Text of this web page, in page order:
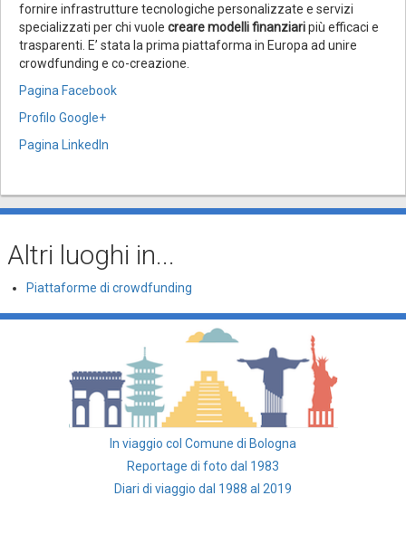
fornire infrastrutture tecnologiche personalizzate e servizi
specializzati per chi vuole creare modelli finanziaripiù efficaci e
trasparenti. E’ stata la prima piattaforma in Europa ad unire
crowdfunding e co-creazione.
Pagina Facebook
Profilo Google+
Pagina LinkedIn
Altri luoghi in...
Piattaforme di crowdfunding
In viaggio col Comune di Bologna
Reportage di foto dal 1983
Diari di viaggio dal 1988 al 2019